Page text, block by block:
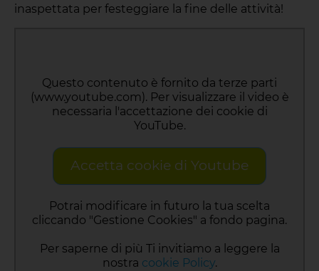
inaspettata per festeggiare la fine delle attività!
Questo contenuto è fornito da terze parti
(www.youtube.com). Per visualizzare il video è
necessaria l'accettazione dei cookie di
YouTube.
Accetta cookie di Youtube
Potrai modificare in futuro la tua scelta
cliccando "Gestione Cookies" a fondo pagina.
Per saperne di più Ti invitiamo a leggere la
nostra cookie Policy.